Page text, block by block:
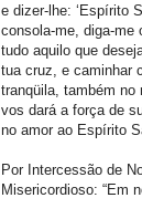
e dizer-lhe: ‘Espírito
consola-me, diga-me
tudo aquilo que
tua cruz, e caminhar
tranqüila, também no
vos dará a força de
no amor ao Espírito
Por Intercessão de
Misericordioso: “Em